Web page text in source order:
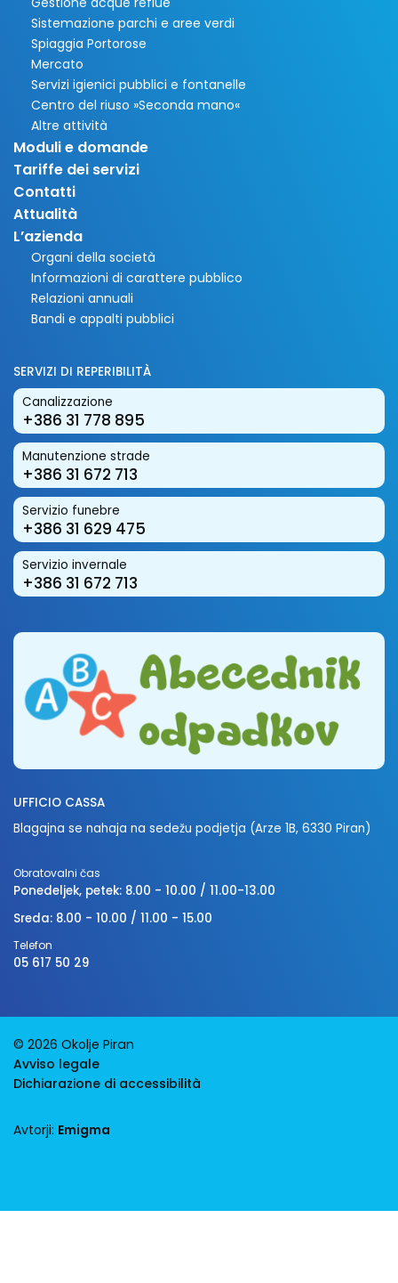
Sistemazione parchi e aree verdi
Spiaggia Portorose
Mercato
Servizi igienici pubblici e fontanelle
Centro del riuso »Seconda mano«
Altre attività
Moduli e domande
Tariffe dei servizi
Contatti
Attualità
L’azienda
Organi della società
Informazioni di carattere pubblico
Relazioni annuali
Bandi e appalti pubblici
SERVIZI DI REPERIBILITÀ
Canalizzazione
+386 31 778 895
Manutenzione strade
+386 31 672 713
Servizio funebre
+386 31 629 475
Servizio invernale
+386 31 672 713
UFFICIO CASSA
Blagajna se nahaja na sedežu podjetja (Arze 1B, 6330 Piran)
Obratovalni čas
Ponedeljek, petek: 8.00 - 10.00 / 11.00-13.00
Sreda: 8.00 - 10.00 / 11.00 - 15.00
Telefon
05 617 50 29
© 2026 Okolje Piran
Avviso legale
Dichiarazione di accessibilità
Avtorji: Emigma